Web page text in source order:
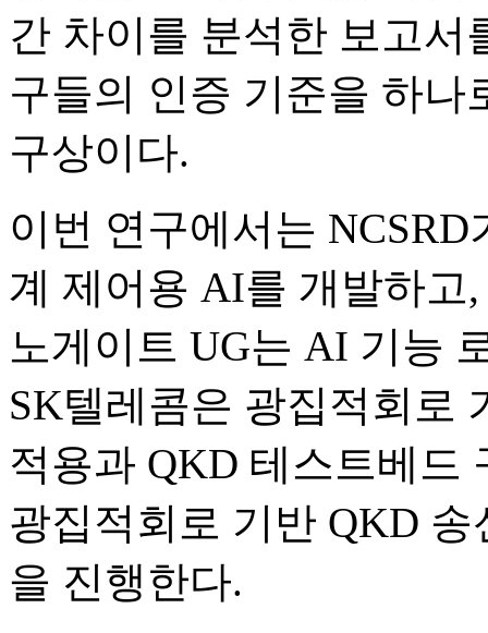
간 차이를 분석한 보고서
구들의 인증 기준을 하나
구상이다.
이번 연구에서는
계 제어용 AI를 개발하고
노게이트 UG는 AI 기능
SK텔레콤은 광집적회로
적용과 QKD 테스트베드
광집적회로 기반 QKD
을 진행한다.